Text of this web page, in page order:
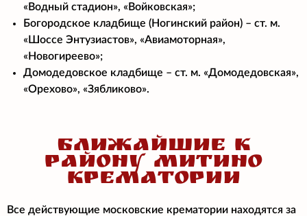
«Водный стадион», «Войковская»;
Богородское кладбище (Ногинский район) – ст. м.
«Шоссе Энтузиастов», «Авиамоторная»,
«Новогиреево»;
Домодедовское кладбище – ст. м. «Домодедовская»,
«Орехово», «Зябликово».
БЛИЖАЙШИЕ К
РАЙОНУ МИТИНО
КРЕМАТОРИИ
Все действующие московские крематории находятся за